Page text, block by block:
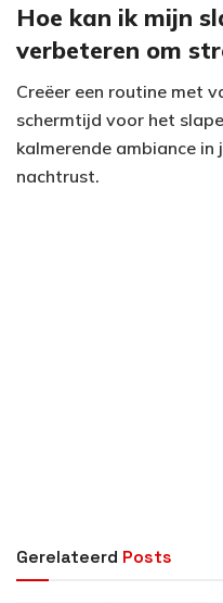
Hoe kan ik mijn
verbeteren om
Creëer een routine met
schermtijd voor het
kalmerende ambiance
nachtrust.
Gerelateerd Posts